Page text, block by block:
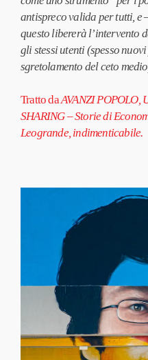
antispreco valida per tutti, e
questo libererà l’intervento
gli stessi utenti (spesso
sgretolamento del ceto
Tratto daAVANZI POPOLO,
SHARING – Storie di
Leogrande, indimenticabile.